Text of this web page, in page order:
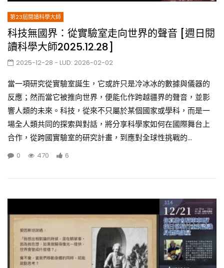
第23屆閱讀科學大師
科技無國界：從實驗室走向世界的聲音 [週日閱
讀科學大師2025.12.28]
2025-12-28 - LUD: 2026-02-02
當一項研究從實驗室誕生，它或許只是冷冰冰的數據與儀器的
反應；然而當它被推向世界，便能化作跨越疆界的聲音，並影
響人類的未來。科技，從來不只屬於某個國家或學科，而是一
場全人類共同的探索與對話，將分享科學家如何在國際舞台上
合作，從跨國實驗室的研究計畫，到應對全球性挑戰的...
0 470 6